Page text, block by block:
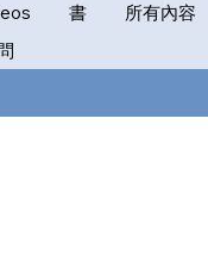
書
所有內容